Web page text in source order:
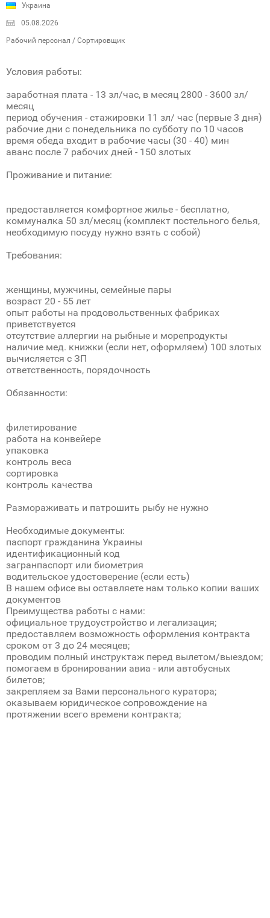
Украина
05.08.2026
Рабочий персонал / Сортировщик
Условия работы:
заработная плата - 13 зл/час, в месяц 2800 - 3600 зл/
месяц
период обучения - стажировки 11 зл/ час (первые 3 дня)
рабочие дни с понедельника по субботу по 10 часов
время обеда входит в рабочие часы (30 - 40) мин
аванс после 7 рабочих дней - 150 злотых
Проживание и питание:
предоставляется комфортное жилье - бесплатно,
коммуналка 50 зл/месяц (комплект постельного белья,
необходимую посуду нужно взять с собой)
Требования:
женщины, мужчины, семейные пары
возраст 20 - 55 лет
опыт работы на продовольственных фабриках
приветствуется
отсутствие аллергии на рыбные и морепродукты
наличие мед. книжки (если нет, оформляем) 100 злотых
вычисляется с ЗП
ответственность, порядочность
Обязанности:
филетирование
работа на конвейере
упаковка
контроль веса
сортировка
контроль качества
Размораживать и патрошить рыбу не нужно
Необходимые документы:
паспорт гражданина Украины
идентификационный код
загранпаспорт или биометрия
водительское удостоверение (если есть)
В нашем офисе вы оставляете нам только копии ваших
документов
Преимущества работы с нами:
официальное трудоустройство и легализация;
предоставляем возможность оформления контракта
сроком от 3 до 24 месяцев;
проводим полный инструктаж перед вылетом/выездом;
помогаем в бронировании авиа - или автобусных
билетов;
закрепляем за Вами персонального куратора;
оказываем юридическое сопровождение на
протяжении всего времени контракта;